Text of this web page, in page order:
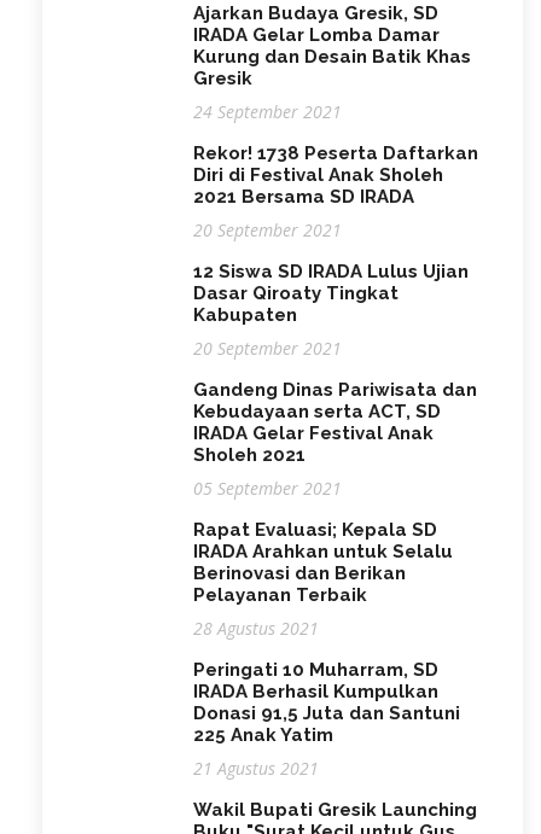
Ajarkan Budaya Gresik, SD
IRADA Gelar Lomba Damar
Kurung dan Desain Batik Khas
Gresik
24 September 2021
Rekor! 1738 Peserta Daftarkan
Diri di Festival Anak Sholeh
2021 Bersama SD IRADA
20 September 2021
12 Siswa SD IRADA Lulus Ujian
Dasar Qiroaty Tingkat
Kabupaten
20 September 2021
Gandeng Dinas Pariwisata dan
Kebudayaan serta ACT, SD
IRADA Gelar Festival Anak
Sholeh 2021
05 September 2021
Rapat Evaluasi; Kepala SD
IRADA Arahkan untuk Selalu
Berinovasi dan Berikan
Pelayanan Terbaik
28 Agustus 2021
Peringati 10 Muharram, SD
IRADA Berhasil Kumpulkan
Donasi 91,5 Juta dan Santuni
225 Anak Yatim
21 Agustus 2021
Wakil Bupati Gresik Launching